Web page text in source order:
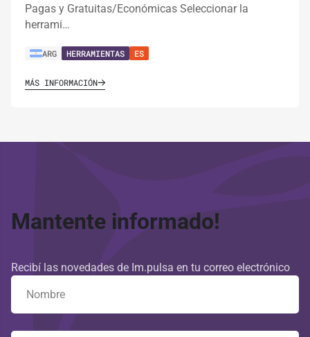
Pagas y Gratuitas/Económicas Seleccionar la
herrami…
ARG HERRAMIENTAS ES
MÁS INFORMACIÓN
Mantente informado!
Recibí las novedades de Im.pulsa en tu correo electrónico